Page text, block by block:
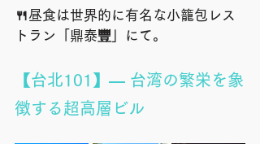
🍴昼食は世界的に有名な小籠包レス
トラン「鼎泰豐」にて。
【台北101】— 台湾の繁栄を象
徴する超高層ビル